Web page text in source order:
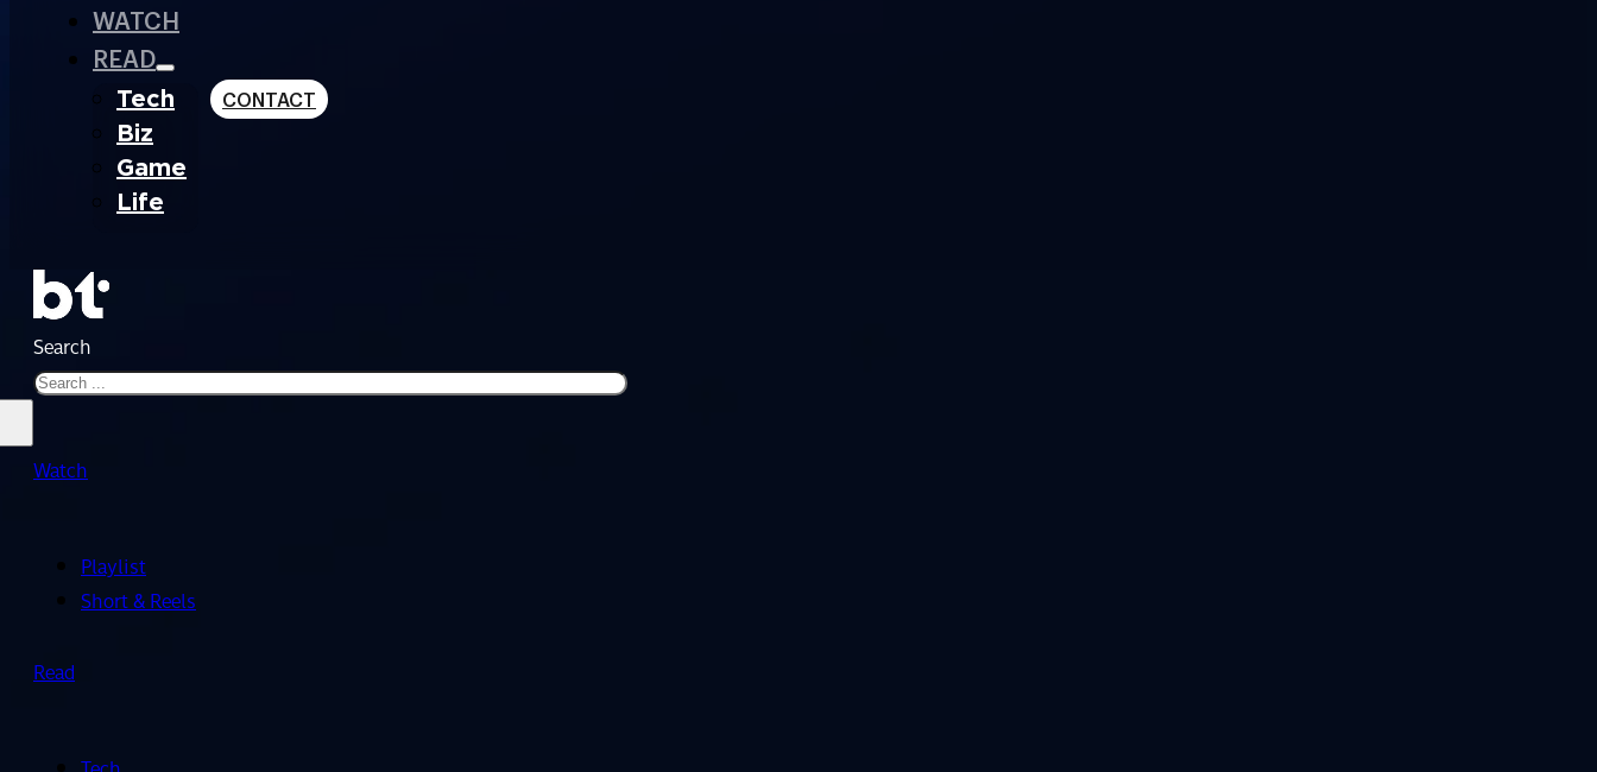
WATCH
READ
Tech
Biz
Game
Life
CONTACT
Search
Watch
Playlist
Short & Reels
Read